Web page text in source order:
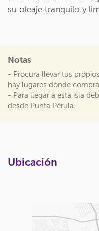
su oleaje tranquilo y
Notas
- Procura llevar tus
hay lugares dónde
- Para llegar a esta isla
desde Punta Pérula.
Ubicación